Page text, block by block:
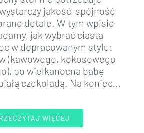
jakość, spójność
detale. W tym wpisie
jak wybrać ciasta
w dopracowanym stylu:
(kawowego, kokosowego
po wielkanocna babę
czekoladą. Na koniec...
WIĘCEJ